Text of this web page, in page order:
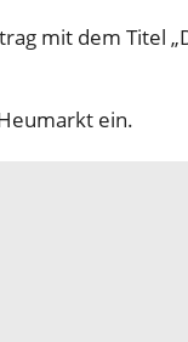
mit dem Titel
ein.